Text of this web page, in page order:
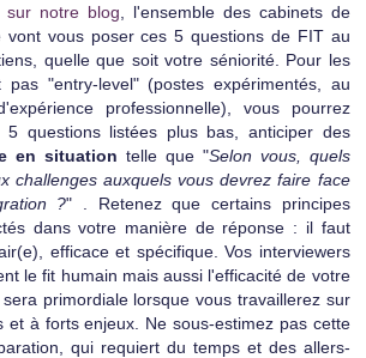
sur notre blog , l'ensemble des cabinets de
vont vous poser ces 5 questions de FIT au
quelle que soit votre séniorité. Pour les
"entry-level" (postes expérimentés, au
professionnelle), vous pourrez
questions listées plus bas, anticiper des
en situation telle que "Selon vous, quels
challenges auxquels vous devrez faire face
?" . Retenez que certains principes
dans votre manière de réponse : il faut
efficace et spécifique. Vos interviewers
le fit humain mais aussi l'efficacité de votre
primordiale lorsque vous travaillerez sur
et à forts enjeux. Ne sous-estimez pas cette
qui requiert du temps et des allers-